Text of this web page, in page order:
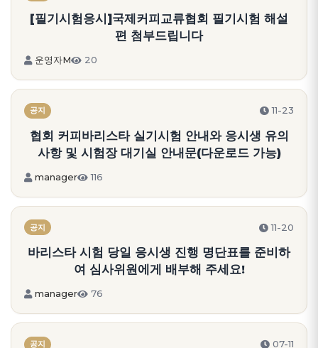
[필기시험응시]국제커피교류협회 필기시험 해설
편 첨부드립니다
운영자M 20
공지 11-23
협회 커피바리스타 실기시험 안내와 응시생 유의
사항 및 시험장 대기실 안내문(다운로드 가능)
manager 116
공지 11-20
바리스타 시험 당일 응시생 진행 명단표를 준비하
여 심사위원에게 배부해 주세요!
manager 76
공지 07-11